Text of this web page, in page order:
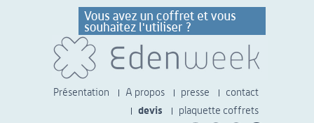
Présentation A propos presse
contact
devis
plaquette coffrets